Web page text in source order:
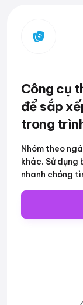
Công cụ
để sắp
trong
Nhóm theo
khác. Sử dụng
nhanh chóng